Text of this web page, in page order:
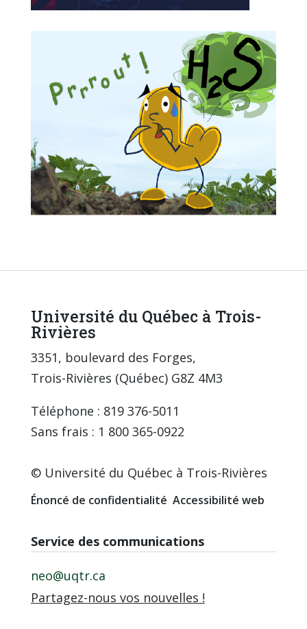
Université du Québec à Trois-
Rivières
3351, boulevard des Forges,
Trois-Rivières (Québec) G8Z 4M3
Téléphone : 819 376-5011
Sans frais : 1 800 365-0922
© Université du Québec à Trois-Rivières
Énoncé de confidentialité Accessibilité web
Service des communications
neo@uqtr.ca
Partagez-nous vos nouvelles !